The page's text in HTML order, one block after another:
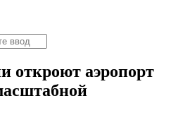
откроют аэропорт